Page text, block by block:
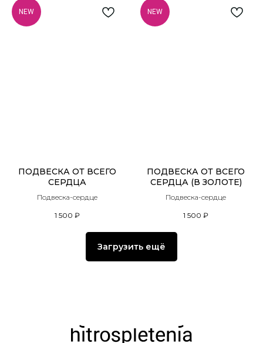
NEW
ПОДВЕСКА ОТ ВСЕГО
СЕРДЦА
Подвеска-сердце
1 500 ₽
NEW
ПОДВЕСКА ОТ ВСЕГО
СЕРДЦА (В ЗОЛОТЕ)
Подвеска-сердце
1 500 ₽
Загрузить ещё